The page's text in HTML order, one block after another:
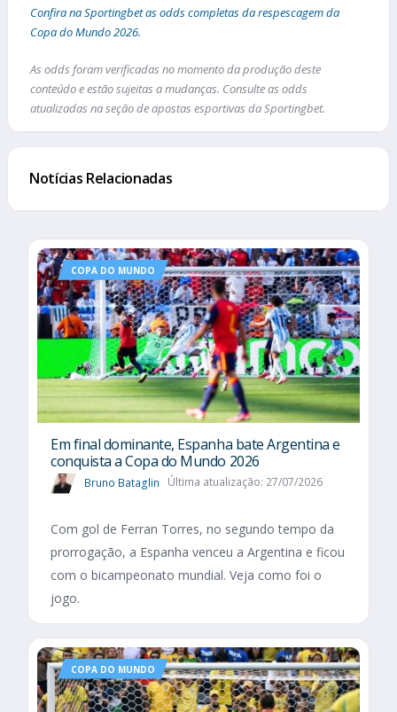
Confira na Sportingbet as odds completas da respescagem da
Copa do Mundo 2026.
As odds foram verificadas no momento da produção deste
conteúdo e estão sujeitas a mudanças. Consulte as odds
atualizadas na seção de apostas esportivas da Sportingbet.
Notícias Relacionadas
COPA DO MUNDO
Em final dominante, Espanha bate Argentina e
conquista a Copa do Mundo 2026
Bruno Bataglin Última atualização: 27/07/2026
Com gol de Ferran Torres, no segundo tempo da
prorrogação, a Espanha venceu a Argentina e ficou
com o bicampeonato mundial. Veja como foi o
jogo.
COPA DO MUNDO